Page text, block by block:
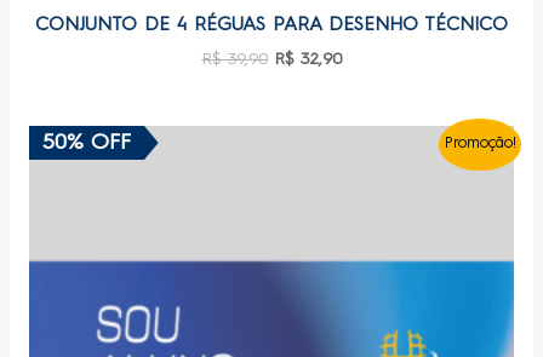
CONJUNTO DE 4 RÉGUAS PARA DESENHO TÉCNICO
R$39,90 R$32,90
Promoção!
50% OFF